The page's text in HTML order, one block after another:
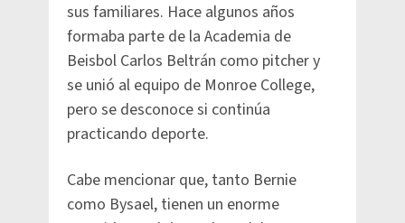
sus familiares. Hace algunos años
formaba parte de la Academia de
Beisbol Carlos Beltrán como pitcher y
se unió al equipo de Monroe College,
pero se desconoce si continúa
practicando deporte.
Cabe mencionar que, tanto Bernie
como Bysael, tienen un enorme